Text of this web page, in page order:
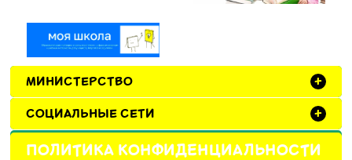
МИНИСТЕРСТВО +
СОЦИАЛЬНЫЕ СЕТИ +
ПОЛИТИКА КОНФИДЕНЦИАЛЬНОСТИ